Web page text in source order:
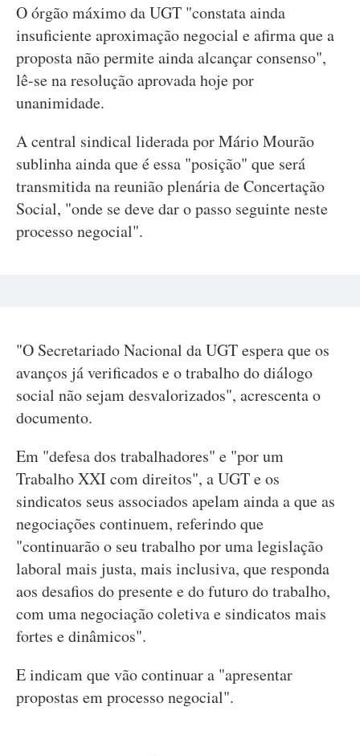
O órgão máximo da UGT "constata ainda
insuficiente aproximação negocial e afirma que a
proposta não permite ainda alcançar consenso",
lê-se na resolução aprovada hoje por
unanimidade.
A central sindical liderada por Mário Mourão
sublinha ainda que é essa "posição" que será
transmitida na reunião plenária de Concertação
Social, "onde se deve dar o passo seguinte neste
processo negocial".
"O Secretariado Nacional da UGT espera que os
avanços já verificados e o trabalho do diálogo
social não sejam desvalorizados", acrescenta o
documento.
Em "defesa dos trabalhadores" e "por um
Trabalho XXI com direitos", a UGT e os
sindicatos seus associados apelam ainda a que as
negociações continuem, referindo que
"continuarão o seu trabalho por uma legislação
laboral mais justa, mais inclusiva, que responda
aos desafios do presente e do futuro do trabalho,
com uma negociação coletiva e sindicatos mais
fortes e dinâmicos".
E indicam que vão continuar a "apresentar
propostas em processo negocial".